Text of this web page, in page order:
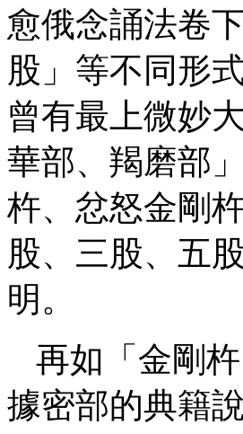
愈俄念誦法卷
股」等不同形
曾有最上微妙
華部、羯磨部
杵、忿怒金剛
股、三股、五
明。
再如「金剛
據密部的典籍